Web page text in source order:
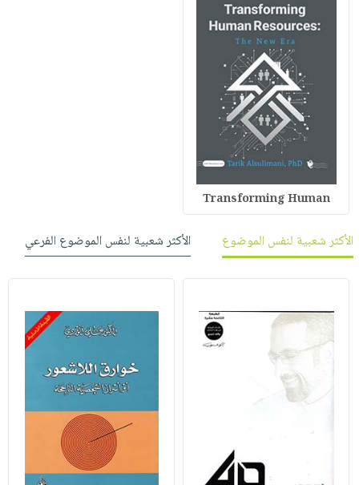
Transforming Human
الأكثر شعبية لنفس الموضوع الأكثر شعبية لنفس الموضوع الفرعي